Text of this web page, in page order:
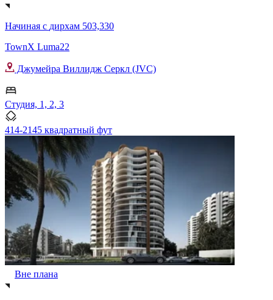
Начиная с дирхам 503,330
TownX Luma22
Джумейра Виллидж Серкл (JVC)
Студия, 1, 2, 3
414-2145 квадратный фут
Вне плана